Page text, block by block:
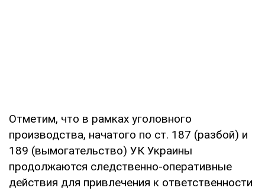
Отметим, что в рамках уголовного
производства, начатого по ст. 187 (разбой) и
189 (вымогательство) УК Украины
продолжаются следственно-оперативные
действия для привлечения к ответственности